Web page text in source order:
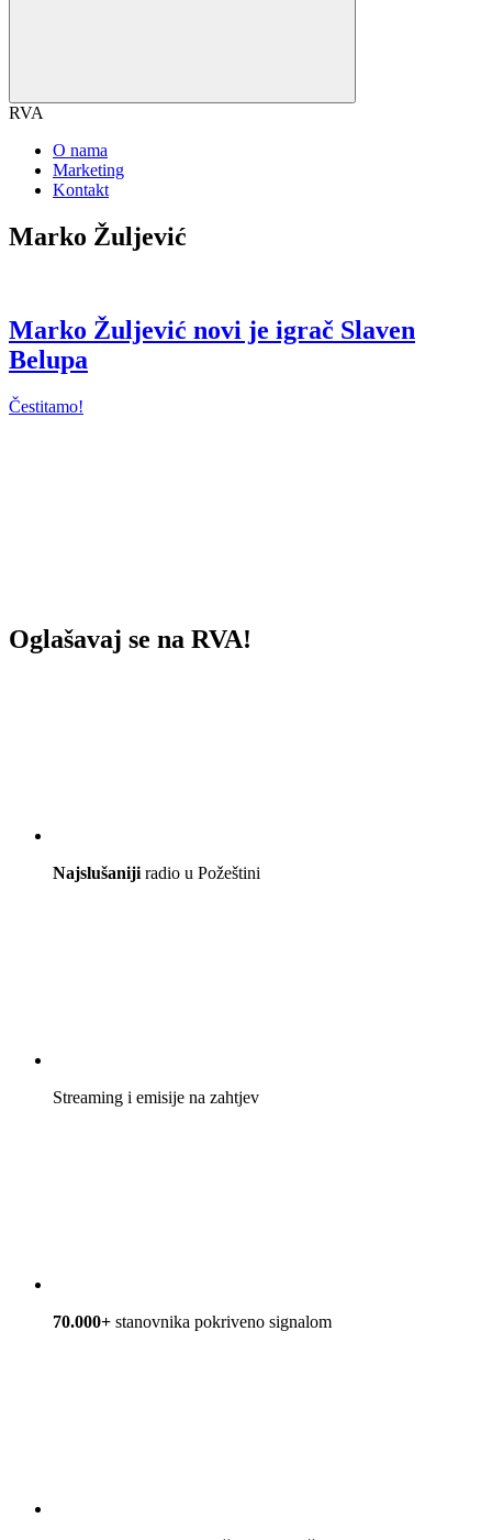
RVA
O nama
Marketing
Kontakt
Marko Žuljević
Marko Žuljević novi je igrač Slaven
Belupa
Čestitamo!
Oglašavaj se na RVA!
Najslušaniji radio u Požeštini
Streaming i emisije na zahtjev
70.000+ stanovnika pokriveno signalom